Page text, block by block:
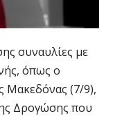
συναυλίες με
όπως ο
Μακεδόνας (7/9),
Δρογώσης που